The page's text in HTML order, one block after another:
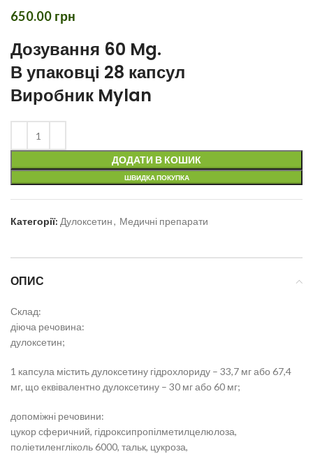
650.00 грн
Дозування 60 Mg.
В упаковці 28 капсул
Виробник Mylan
ДОДАТИ В КОШИК
ШВИДКА ПОКУПКА
Категорії: Дулоксетин, Медичні препарати
ОПИС
Склад:
діюча речовина:
дулоксетин;
1 капсула містить дулоксетину гідрохлориду – 33,7 мг або 67,4
мг, що еквівалентно дулоксетину – 30 мг або 60 мг;
допоміжні речовини:
цукор сферичний, гідроксипропілметилцелюлоза,
поліетиленгліколь 6000, тальк, цукроза,